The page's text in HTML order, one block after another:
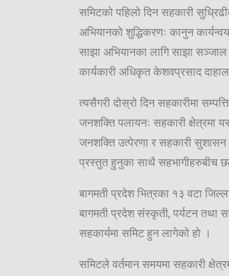
समिटको पहिलो दिन सहकारी
अभियानको शुद्धिकरणः कानुन
साझा अभियानका लागि साझा
कार्यकारी अधिकृत केशवप्रसाद
त्यसैगरी दोस्रो दिन सहकारीमा
जनशक्ति पलायनः सहकारी क्षेत्रमा
जनशक्ति उत्पेरणा र सहकारी सुशासन
प्रस्तुत हुनुका साथै सहभागीहरुबीच
बागमती प्रदेश भित्रका १३ वटा
बागमती प्रदेश संस्कृती, पर्यटन तथा
सहकार्यमा समिट हुन लागेको हो ।
समिटले वर्तमान समयमा सहकारी